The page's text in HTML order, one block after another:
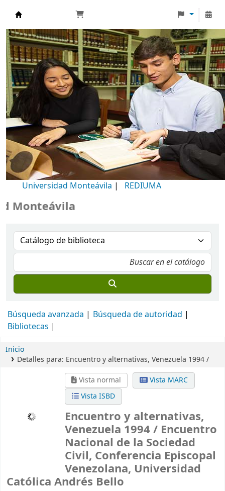
Biblioteca Universidad Monteávila
Universidad Monteávila | REDIUMA
Búsqueda avanzada
Búsqueda de autoridad
Bibliotecas
Inicio
Detalles para: Encuentro y alternativas, Venezuela 1994 /
Vista normal
Vista MARC
Vista ISBD
Encuentro y alternativas,
Venezuela 1994 / Encuentro
Nacional de la Sociedad
Civil, Conferencia Episcopal
Venezolana, Universidad
Católica Andrés Bello